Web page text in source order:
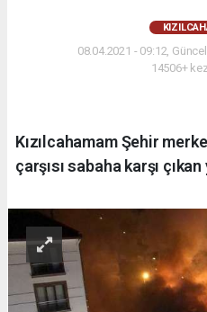
08.04.2021 - 09:12,
14506+
Kızılcahamam Şehir
çarşısı sabaha karşı